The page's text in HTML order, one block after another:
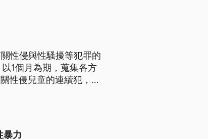
性侵與性騷擾等犯罪的
1個月為期，蒐集各方
性侵兒童的連續犯，以
暴力